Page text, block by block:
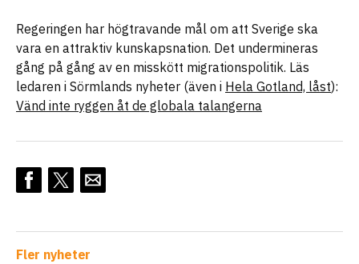
Regeringen har högtravande mål om att Sverige ska
vara en attraktiv kunskapsnation. Det undermineras
gång på gång av en misskött migrationspolitik. Läs
ledaren i Sörmlands nyheter (även i Hela Gotland, låst):
Vänd inte ryggen åt de globala talangerna
Fler nyheter